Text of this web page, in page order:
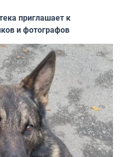
приглашает к
и фотографов